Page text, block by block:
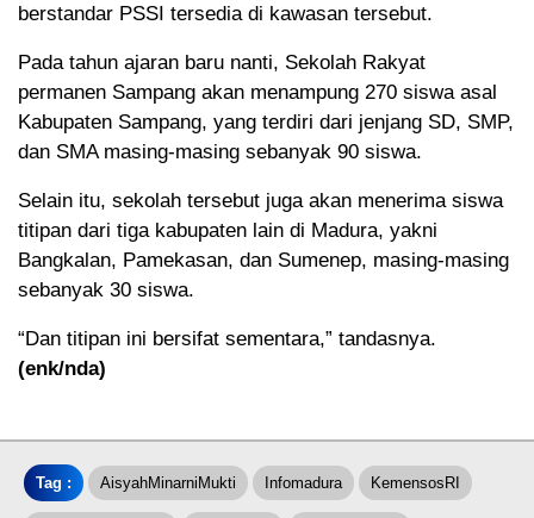
berstandar PSSI tersedia di kawasan tersebut.
Pada tahun ajaran baru nanti, Sekolah Rakyat
permanen Sampang akan menampung 270 siswa asal
Kabupaten Sampang, yang terdiri dari jenjang SD, SMP,
dan SMA masing-masing sebanyak 90 siswa.
Selain itu, sekolah tersebut juga akan menerima siswa
titipan dari tiga kabupaten lain di Madura, yakni
Bangkalan, Pamekasan, dan Sumenep, masing-masing
sebanyak 30 siswa.
“Dan titipan ini bersifat sementara,” tandasnya.
(enk/nda)
Tag : AisyahMinarniMukti Infomadura KemensosRI